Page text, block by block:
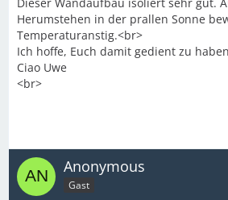
Herumstehen in der prallen Sonne
Temperaturanstig.<br>
Ich hoffe, Euch damit gedient zu
Ciao Uwe
<br>
Anonymous
Gast